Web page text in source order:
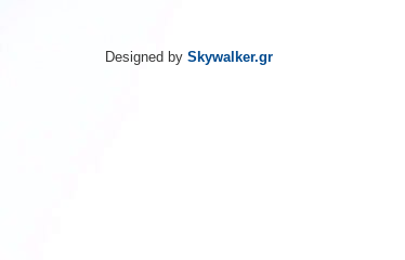
Designed by Skywalker.gr